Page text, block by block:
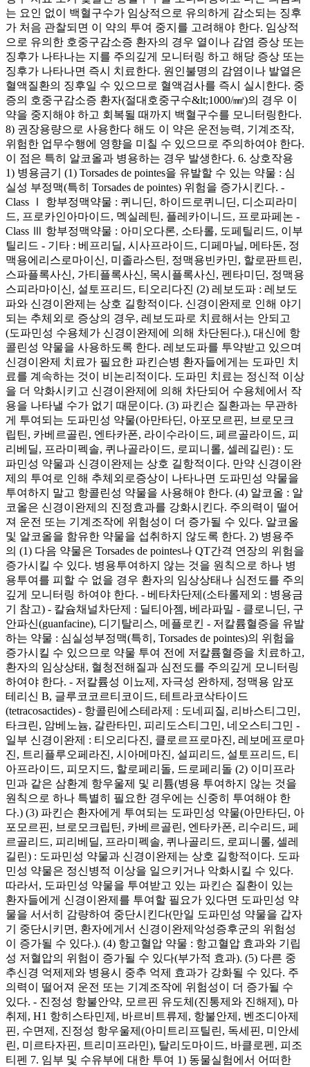
는 요인 없이 백혈구수가 임상적으로 유의하게 감소되는 징후
가 처음 관찰되면 이 약의 투여 중지를 고려해야 한다. 임상적
으로 유의한 호중구감소증 환자의 경우 열이나 감염 증상 또는
징후가 나타나는 지를 주의깊게 모니터링 하고 해당 증상 또는
징후가 나타나면 즉시 치료한다. 원인불명의 감염이나 발열은
혈액질환의 징후일 수 있으므로 혈액검사를 즉시 실시한다. 중
증의 호중구감소증 환자(절대호중구수&lt;1000/㎣)의 경우 이
약을 중지해야 하고 회복될 때까지 백혈구수를 모니터링한다.
8) 권장용량으로 사용한다 해도 이 약은 운전능력, 기계조작,
위험한 업무수행에 영향을 미칠 수 있으므로 주의하여야 한다.
이 점은 특히 알코올과 병용하는 경우 발생한다. 6. 상호작용
1) 병용금기 (1) Torsades de pointes을 유발할 수 있는 약물 : 심
실성 부정맥(특히 Torsades de pointes) 위험을 증가시킨다. -
Class Ⅰ 항부정맥약물 : 퀴니딘, 하이드로퀴니딘, 디소피라미
드, 프로카인아마이드, 멕실레틴, 플레카이니드, 프로파페논 -
Class Ⅲ 항부정맥약물 : 아미오다론, 소타롤, 도페틸리드, 이부
틸리드 - 기타 : 베프리딜, 시사프라이드, 디페마닐, 메타돈, 정
맥용에리스로마이신, 미졸라스틴, 정맥용빈카민, 할로판트린,
스파플록사신, 가티플록사신, 목시플록사신, 펜타미딘, 정맥용
스피라마이신, 설토프리드, 티오리다진 (2) 레보도파 : 레보도
파와 신경이완제는 상호 길항적이다. 신경이완제로 인해 야기
되는 추체외로 증상의 경우, 레보도파로 치료해서는 안되고
(도파민성 수용체가 신경이완제에 의해 차단된다.), 대신에 항
콜린성 약물을 사용하도록 한다. 레보도파를 투약받고 있으며
신경이완제 치료가 필요한 파킨슨병 환자들에게는 도파민 치
료를 계속하는 것이 비논리적이다. 도파민 치료는 정신적 이상
을 더 악화시키고 신경이완제에 의해 차단되어 수용체에서 작
용을 나타낼 수가 없기 때문이다. (3) 파킨슨 질환과는 무관하
게 투여되는 도파민성 약물(아만타딘, 아포모르핀, 브로모크
립틴, 카베르골린, 엔타카폰, 라이수라이드, 페르골라이드, 피
리베딜, 프라미펙솔, 퀴나골라이드, 로피니롤, 셀레길린) : 도
파민성 약물과 신경이완제는 상호 길항적이다. 만약 신경이완
제의 투여로 인해 추체외로증상이 나타나면 도파민성 약물을
투여하지 말고 항콜린성 약물을 사용해야 한다. (4) 알코올 : 알
코올은 신경이완제의 진정효과를 강화시킨다. 주의력이 떨어
져 운전 또는 기계조작에 위험성이 더 증가될 수 있다. 알코올
및 알코올을 함유한 약물을 섭취하지 않도록 한다. 2) 병용주
의 (1) 다음 약물은 Torsades de pointes나 QT간격 연장의 위험을
증가시킬 수 있다. 병용투여하지 않는 것을 원칙으로 하나 병
용투여를 피할 수 없을 경우 환자의 임상상태나 심전도를 주의
깊게 모니터링 하여야 한다. - 베타차단제(소타롤제외 : 병용금
기 참고) - 칼슘채널차단제 : 딜티아젬, 베라파밀 - 클로니딘, 구
안파신(guanfacine), 디기탈리스, 메플로킨 - 저칼륨혈증을 유발
하는 약물 : 심실성부정맥(특히, Torsades de pointes)의 위험을
증가시킬 수 있으므로 약물 투여 전에 저칼륨혈증을 치료하고,
환자의 임상상태, 혈청전해질과 심전도를 주의깊게 모니터링
하여야 한다. - 저칼륨성 이뇨제, 자극성 완하제, 정맥용 암포
테리신 B, 글루코코르티코이드, 테트라코삭타이드
(tetracosactides) - 항콜린에스테라제 : 도네피질, 리바스티그민,
타크린, 암베노늄, 갈란타민, 피리도스티그민, 네오스티그민 -
일부 신경이완제 : 티오리다진, 클로르프로마진, 레보메프로마
진, 트리플루오페라진, 시아메마진, 설피리드, 설토프리드, 티
아프라이드, 피모지드, 할로페리돌, 드로페리돌 (2) 이미프라
민과 같은 삼환계 항우울제 및 리튬(병용 투여하지 않는 것을
원칙으로 하나 특별히 필요한 경우에는 신중히 투여해야 한
다.) (3) 파킨슨 환자에게 투여되는 도파민성 약물(아만타딘, 아
포모르핀, 브로모크립틴, 카베르골린, 엔타카폰, 리수리드, 페
르골리드, 피리베딜, 프라미펙솔, 퀴나골리드, 로피니롤, 셀레
길린) : 도파민성 약물과 신경이완제는 상호 길항적이다. 도파
민성 약물은 정신병적 이상을 일으키거나 악화시킬 수 있다.
따라서, 도파민성 약물을 투여받고 있는 파킨슨 질환이 있는
환자들에게 신경이완제를 투여할 필요가 있다면 도파민성 약
물을 서서히 감량하여 중단시킨다(만일 도파민성 약물을 갑자
기 중단시키면, 환자에게서 신경이완제악성증후군의 위험성
이 증가될 수 있다.). (4) 항고혈압 약물 : 항고혈압 효과와 기립
성 저혈압의 위험이 증가될 수 있다(부가적 효과). (5) 다른 중
추신경 억제제와 병용시 중추 억제 효과가 강화될 수 있다. 주
의력이 떨어져 운전 또는 기계조작에 위험성이 더 증가될 수
있다. - 진정성 항불안약, 모르핀 유도체(진통제와 진해제), 마
취제, H1 항히스타민제, 바르비트류제, 항불안제, 벤조디아제
핀, 수면제, 진정성 항우울제(아미트리프틸린, 독세핀, 미안세
린, 미르타자핀, 트리미프라민), 탈리도마이드, 바클로펜, 피조
티펜 7. 임부 및 수유부에 대한 투여 1) 동물실험에서 어떠한